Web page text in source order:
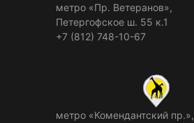
метро «Пр. Ветеранов»,
Петергофское ш. 55 к.1
+7 (812) 748-10-67
метро «Комендантский пр.»,